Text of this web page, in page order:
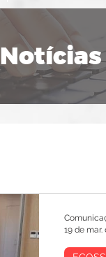
Notícias
19 de mar.